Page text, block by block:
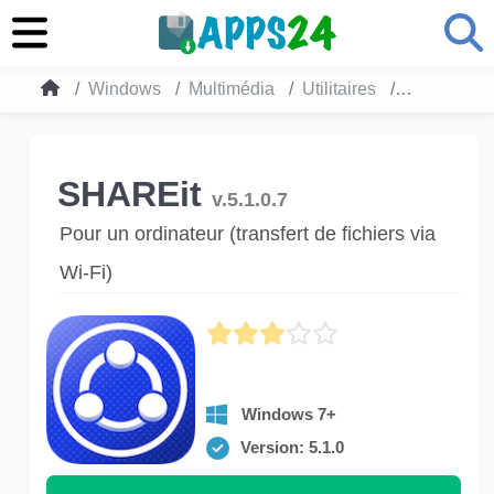
Windows Multimédia Utilitaires SHAREit
SHAREit v.5.1.0.7
Pour un ordinateur (transfert de fichiers via
Wi-Fi)
Windows 7+
Version: 5.1.0